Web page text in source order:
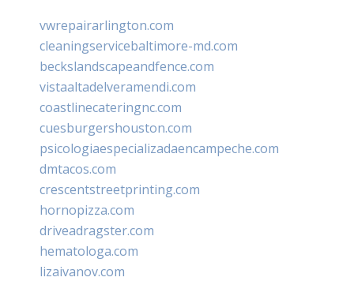
vwrepairarlington.com
cleaningservicebaltimore-md.com
beckslandscapeandfence.com
vistaaltadelveramendi.com
coastlinecateringnc.com
cuesburgershouston.com
psicologiaespecializadaencampeche.com
dmtacos.com
crescentstreetprinting.com
hornopizza.com
driveadragster.com
hematologa.com
lizaivanov.com